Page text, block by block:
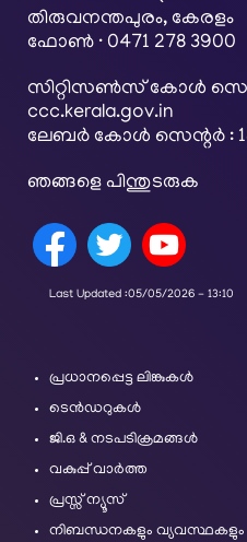
തിരുവനന്തപുരം, കേരളം
ഫോൺ · 0471 278 3900
സിറ്റിസൺസ് കോൾ
ccc.kerala.gov.in
ലേബർ കോൾ സെന്റർ :
ഞങ്ങളെ പിന്തുടരുക
Last Updated :05/05/2026 - 13:10
പ്രധാനപ്പെട്ട ലിങ്കുകൾ
ടെൻഡറുകൾ
ജി.ഒ & നടപടിക്രമങ്ങൾ
വകുപ്പ് വാർത്ത
പ്രസ്സ് ന്യൂസ്
നിബന്ധനകളും വ്യവസ്ഥകളും